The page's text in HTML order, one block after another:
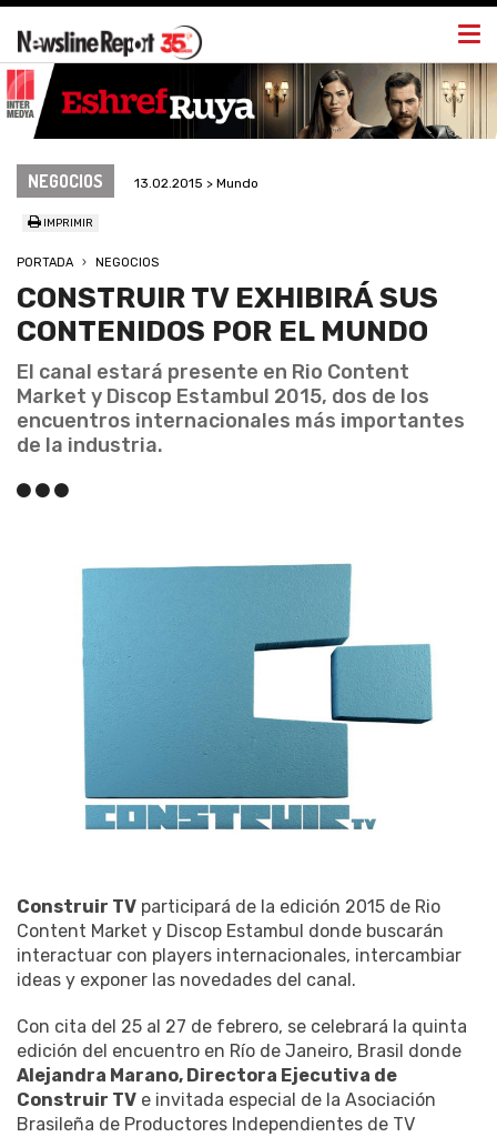
NEGOCIOS 13.02.2015 > Mundo
IMPRIMIR
PORTADA NEGOCIOS
CONSTRUIR TV EXHIBIRÁ SUS
CONTENIDOS POR EL MUNDO
El canal estará presente en Rio Content
Market y Discop Estambul 2015, dos de los
encuentros internacionales más importantes
de la industria.
Construir TV participará de la edición 2015 de Rio
Content Market y Discop Estambul donde buscarán
interactuar con players internacionales, intercambiar
ideas y exponer las novedades del canal.
Con cita del 25 al 27 de febrero, se celebrará la quinta
edición del encuentro en Río de Janeiro, Brasil donde
Alejandra Marano, Directora Ejecutiva de
Construir TV e invitada especial de la Asociación
Brasileña de Productores Independientes de TV